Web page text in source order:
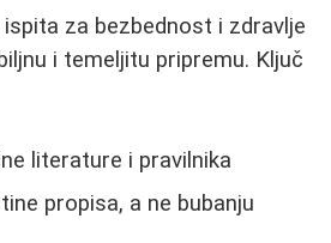
za bezbednost i zdravlje
i temeljitu pripremu. Ključ
literature i pravilnika
propisa, a ne bubanju